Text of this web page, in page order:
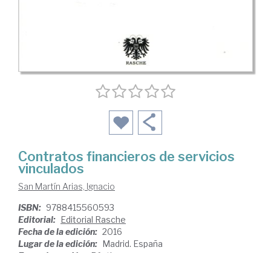
Contratos financieros de servicios
vinculados
San Martín Arias, Ignacio
ISBN: 9788415560593
Editorial:
Editorial Rasche
Fecha de la edición: 2016
Lugar de la edición:
Madrid. España